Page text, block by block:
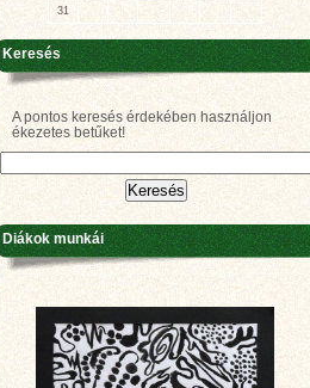
31
Keresés
A pontos keresés érdekében használjon
ékezetes betűket!
Diákok munkái